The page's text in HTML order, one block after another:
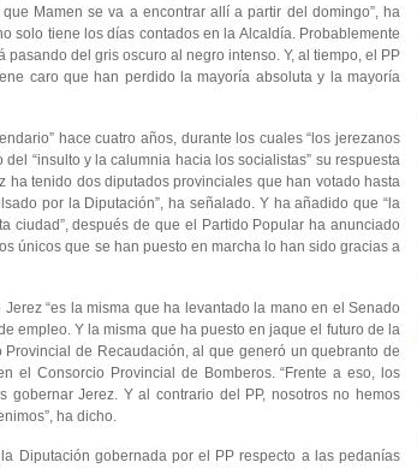
Mamen se va a encontrar allí a partir del domingo”, ha
solo tiene los días contados en la Alcaldía. Probablemente
del gris oscuro al negro intenso. Y, al tiempo, el PP
caro que han perdido la mayoría absoluta y la mayoría
hace cuatro años, durante los cuales “los jerezanos
“insulto y la calumnia hacia los socialistas” su respuesta
ha tenido dos diputados provinciales que han votado hasta
por la Diputación”, ha señalado. Y ha añadido que “la
ciudad”, después de que el Partido Popular ha anunciado
únicos que se han puesto en marcha lo han sido gracias a
“es la misma que ha levantado la mano en el Senado
empleo. Y la misma que ha puesto en jaque el futuro de la
Provincial de Recaudación, al que generó un quebranto de
el Consorcio Provincial de Bomberos. “Frente a eso, los
Jerez. Y al contrario del PP, nosotros no hemos
ha dicho.
Diputación gobernada por el PP respecto a las pedanías